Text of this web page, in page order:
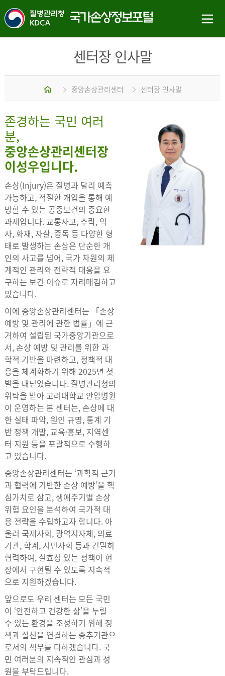
센터장 인사말
중앙손상관리센터 센터장 인사말
존경하는 국민 여러
분,
중앙손상관리센터장
이성우입니다.
손상(Injury)은 질병과 달리 예측
가능하고, 적절한 개입을 통해 예
방할 수 있는 공중보건의 중요한
과제입니다. 교통사고, 추락, 익
사, 화재, 자살, 중독 등 다양한 형
태로 발생하는 손상은 단순한 개
인의 사고를 넘어, 국가 차원의 체
계적인 관리와 전략적 대응을 요
구하는 보건 이슈로 자리매김하고
있습니다.
이에 중앙손상관리센터는 「손상
예방 및 관리에 관한 법률」에 근
거하여 설립된 국가중앙기관으로
서, 손상 예방 및 관리를 위한 과
학적 기반을 마련하고, 정책적 대
응을 체계화하기 위해 2025년 첫
발을 내딛었습니다. 질병관리청의
위탁을 받아 고려대학교 안암병원
이 운영하는 본 센터는, 손상에 대
한 실태 파악, 원인 규명, 통계 기
반 정책 개발, 교육·홍보, 지역센
터 지원 등을 포괄적으로 수행하
고 있습니다.
중앙손상관리센터는 ‘과학적 근거
과 협력에 기반한 손상 예방’을 핵
심가치로 삼고, 생애주기별 손상
위험 요인을 분석하여 국가적 대
응 전략을 수립하고자 합니다. 아
울러 국제사회, 광역지자체, 의료
기관, 학계, 시민사회 등과 긴밀히
협력하여, 실효성 있는 정책이 현
장에서 구현될 수 있도록 지속적
으로 지원하겠습니다.
앞으로도 우리 센터는 모든 국민
이 ‘안전하고 건강한 삶’을 누릴
수 있는 환경을 조성하기 위해 정
책과 실천을 연결하는 중추기관으
로서의 책무를 다하겠습니다. 국
민 여러분의 지속적인 관심과 성
원을 부탁드립니다.